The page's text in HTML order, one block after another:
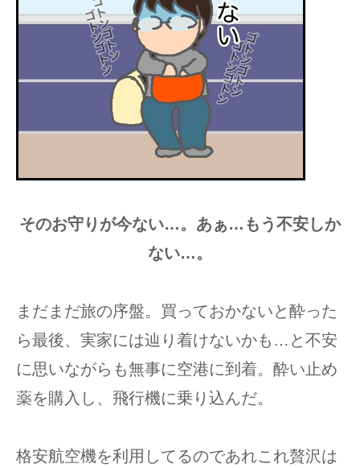
そのお守りが今ない…。あぁ…もう不安しか
ない…。
まだまだ旅の序盤。買っておかないと酔った
ら最後、実家には辿り着けないかも…と不安
に思いながらも無事に空港に到着。酔い止め
薬を購入し、飛行機に乗り込んだ。
格安航空機を利用してるのであれこれ贅沢は